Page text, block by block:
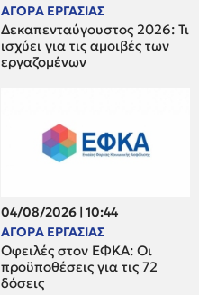
ΑΓΟΡΑ ΕΡΓΑΣΙΑΣ
Δεκαπενταύγουστος 2026: Τι
ισχύει για τις αμοιβές των
εργαζομένων
04/08/2026 | 10:44
ΑΓΟΡΑ ΕΡΓΑΣΙΑΣ
Οφειλές στον ΕΦΚΑ: Οι
προϋποθέσεις για τις 72
δόσεις